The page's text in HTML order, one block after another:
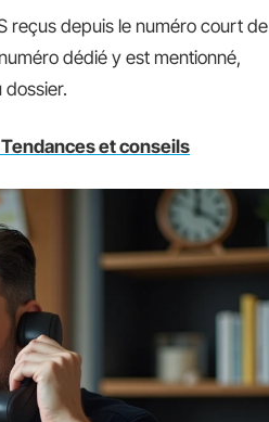
reçus depuis le numéro court de
dédié y est mentionné,
et conseils